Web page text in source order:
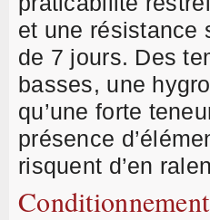
et une résistance
de 7 jours. Des
basses, une
qu’une forte
présence
risquent d’en